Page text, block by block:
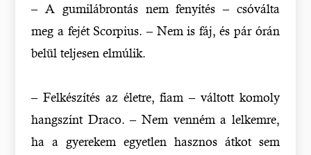
– A gumilábrontás nem fenyítés – csóválta
meg a fejét Scorpius. – Nem is fáj, és pár órán
belül teljesen elmúlik.
– Felkészítés az életre, fiam – váltott komoly
hangszínt Draco. – Nem venném a lelkemre,
ha a gyerekem egyetlen hasznos átkot sem